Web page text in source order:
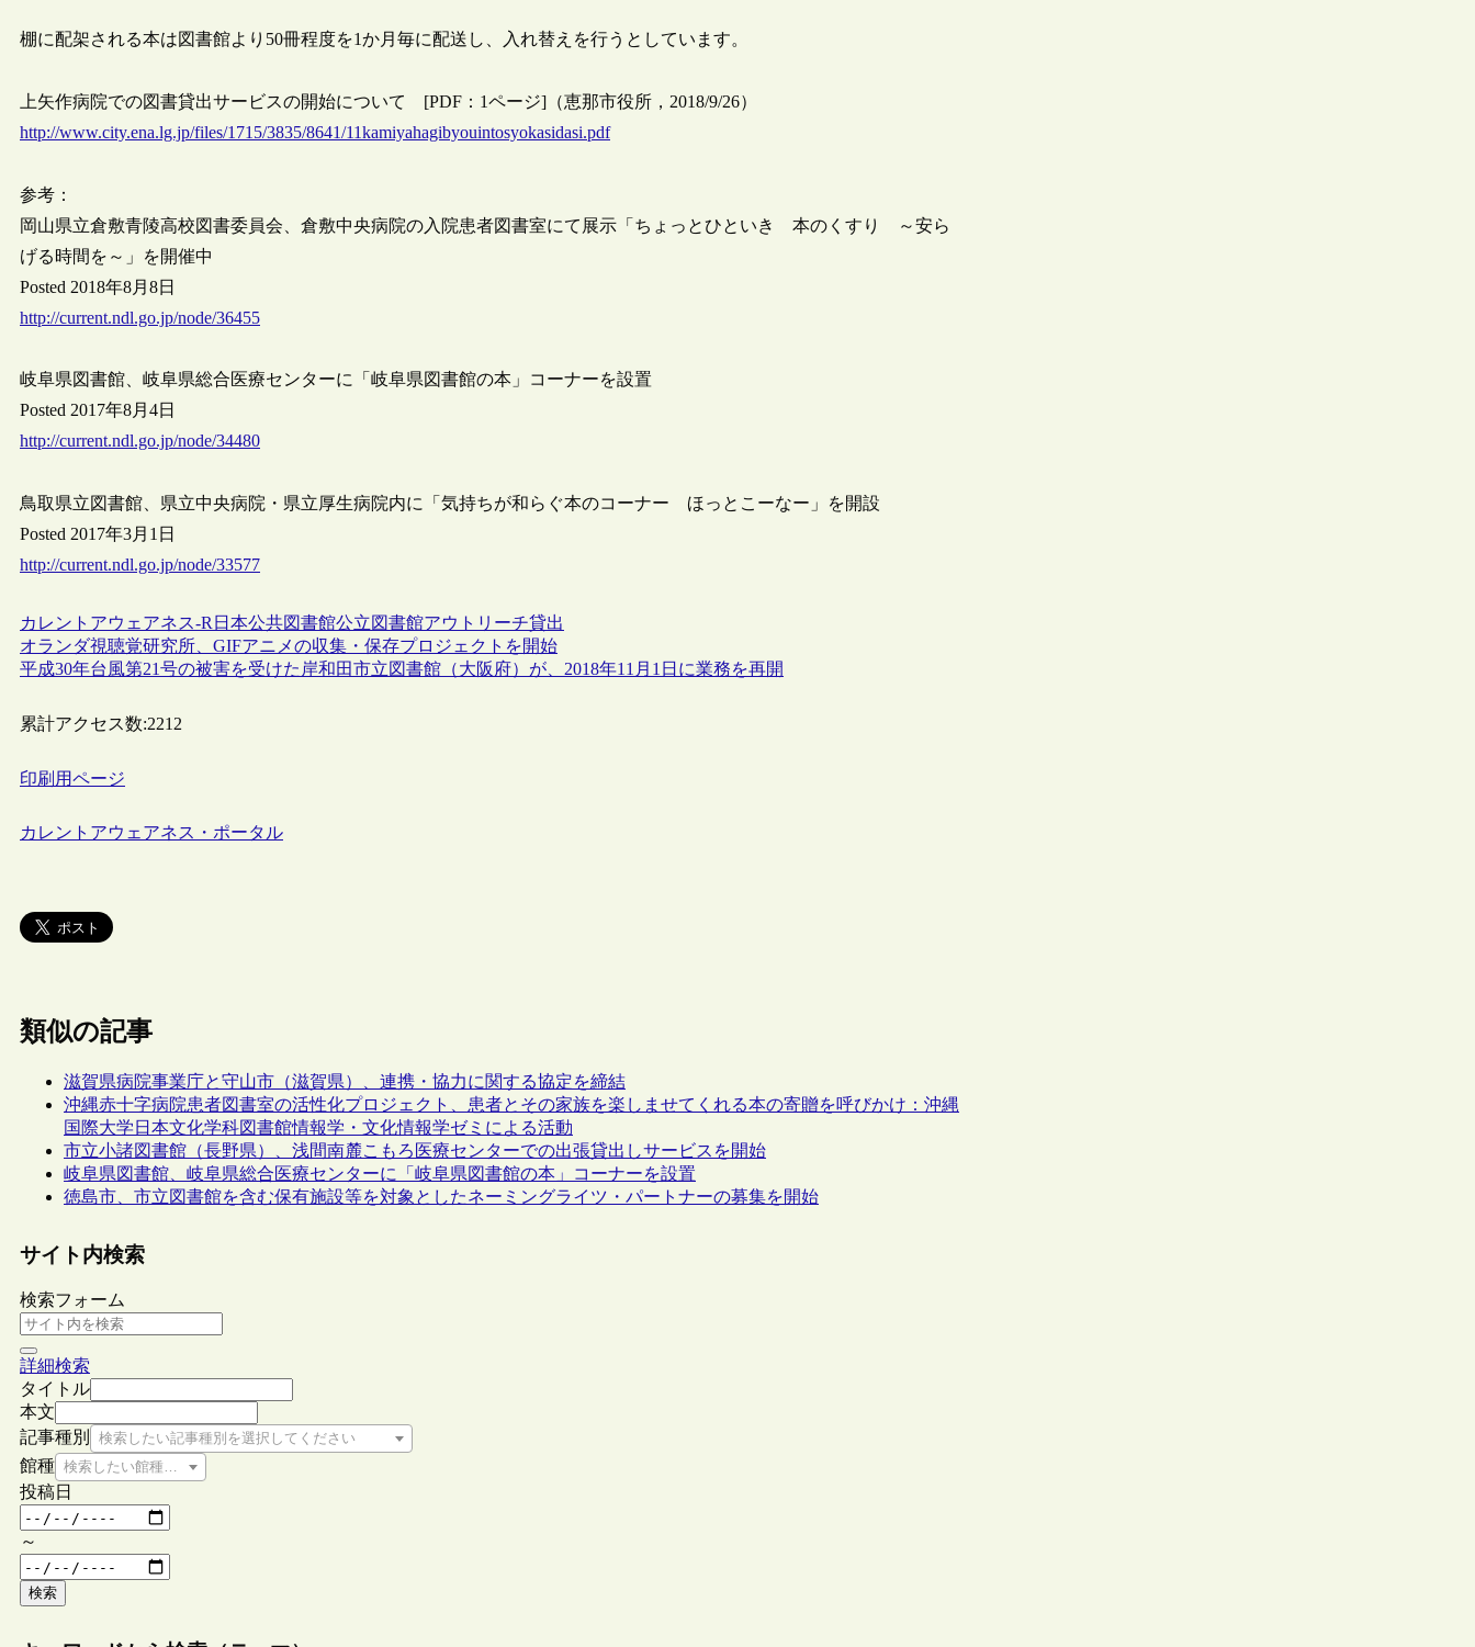
棚に配架される本は図書館より50冊程度を1か月毎に配送し、入れ替えを行うとしています。
上矢作病院での図書貸出サービスの開始について [PDF：1ページ]（恵那市役所，2018/9/26）
http://www.city.ena.lg.jp/files/1715/3835/8641/11kamiyahagibyouintosyokasidasi.pdf
参考：
岡山県立倉敷青陵高校図書委員会、倉敷中央病院の入院患者図書室にて展示「ちょっとひといき 本のくすり ～安ら
げる時間を～」を開催中
Posted 2018年8月8日
http://current.ndl.go.jp/node/36455
岐阜県図書館、岐阜県総合医療センターに「岐阜県図書館の本」コーナーを設置
Posted 2017年8月4日
http://current.ndl.go.jp/node/34480
鳥取県立図書館、県立中央病院・県立厚生病院内に「気持ちが和らぐ本のコーナー ほっとこーなー」を開設
Posted 2017年3月1日
http://current.ndl.go.jp/node/33577
カレントアウェアネス-R 日本公共図書館公立図書館アウトリーチ貸出
オランダ視聴覚研究所、GIFアニメの収集・保存プロジェクトを開始
平成30年台風第21号の被害を受けた岸和田市立図書館（大阪府）が、2018年11月1日に業務を再開
累計アクセス数:2212
印刷用ページ
カレントアウェアネス・ポータル
類似の記事
滋賀県病院事業庁と守山市（滋賀県）、連携・協力に関する協定を締結
沖縄赤十字病院患者図書室の活性化プロジェクト、患者とその家族を楽しませてくれる本の寄贈を呼びかけ：沖縄
国際大学日本文化学科図書館情報学・文化情報学ゼミによる活動
市立小諸図書館（長野県）、浅間南麓こもろ医療センターでの出張貸出しサービスを開始
岐阜県図書館、岐阜県総合医療センターに「岐阜県図書館の本」コーナーを設置
徳島市、市立図書館を含む保有施設等を対象としたネーミングライツ・パートナーの募集を開始
サイト内検索
検索フォーム
詳細検索
タイトル
本文
記事種別
検索したい記事種別を選択してください
館種 検索したい館種を選択してください
投稿日
～
検索